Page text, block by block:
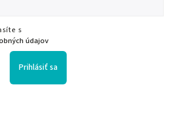
s
údajov
Prihlásiť sa